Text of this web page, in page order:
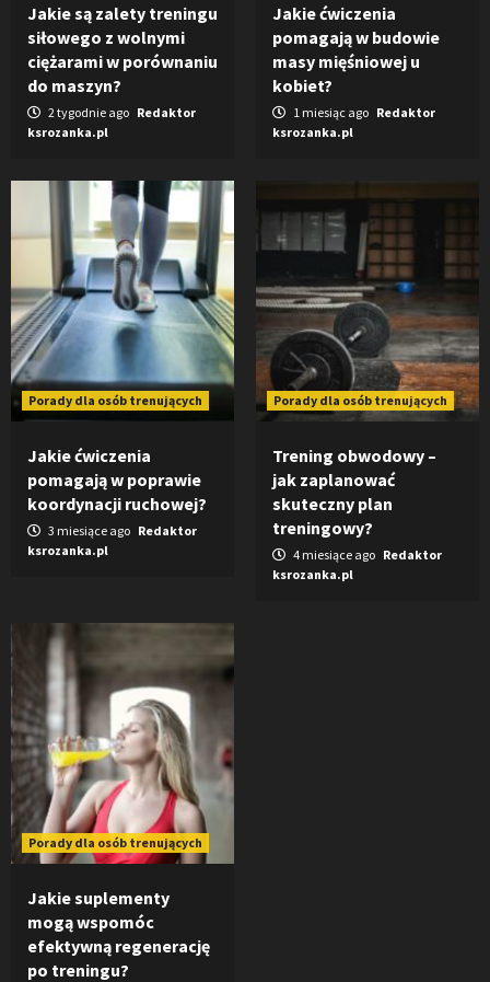
Jakie są zalety treningu
siłowego z wolnymi
ciężarami w porównaniu
do maszyn?
2 tygodnie ago Redaktor
ksrozanka.pl
Jakie ćwiczenia
pomagają w budowie
masy mięśniowej u
kobiet?
1 miesiąc ago Redaktor
ksrozanka.pl
Porady dla osób trenujących
Jakie ćwiczenia
pomagają w poprawie
koordynacji ruchowej?
3 miesiące ago Redaktor
ksrozanka.pl
Porady dla osób trenujących
Trening obwodowy –
jak zaplanować
skuteczny plan
treningowy?
4 miesiące ago Redaktor
ksrozanka.pl
Porady dla osób trenujących
Jakie suplementy
mogą wspomóc
efektywną regenerację
po treningu?